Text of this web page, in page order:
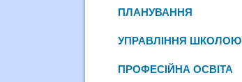
ПЛАНУВАННЯ
УПРАВЛІННЯ ШКОЛОЮ
ПРОФЕСІЙНА ОСВІТА